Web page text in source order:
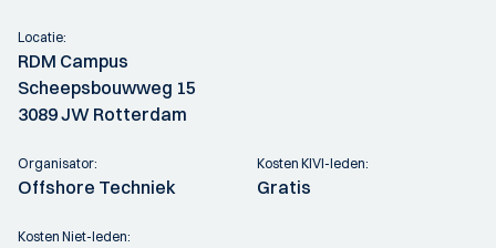
Locatie:
RDM Campus
Scheepsbouwweg 15
3089 JW Rotterdam
Organisator:
Offshore Techniek
Kosten KIVI-leden:
Gratis
Kosten Niet-leden: